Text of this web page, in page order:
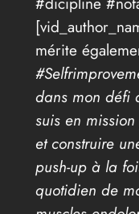
mérite
dans mon défi
suis en
et construire
push-up à la
quotidien de